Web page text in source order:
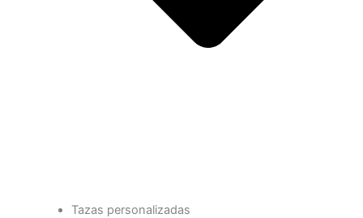
Tazas personalizadas